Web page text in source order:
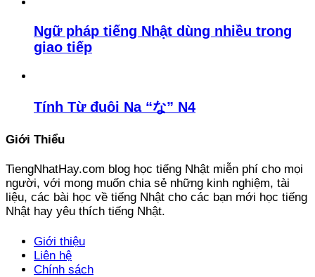
Ngữ pháp tiếng Nhật dùng nhiều trong
giao tiếp
Tính Từ đuôi Na “な” N4
Giới Thiểu
TiengNhatHay.com blog học tiếng Nhật miễn phí cho mọi
người, với mong muốn chia sẻ những kinh nghiệm, tài
liệu, các bài học về tiếng Nhật cho các bạn mới học tiếng
Nhật hay yêu thích tiếng Nhật.
Giới thiệu
Liên hệ
Chính sách